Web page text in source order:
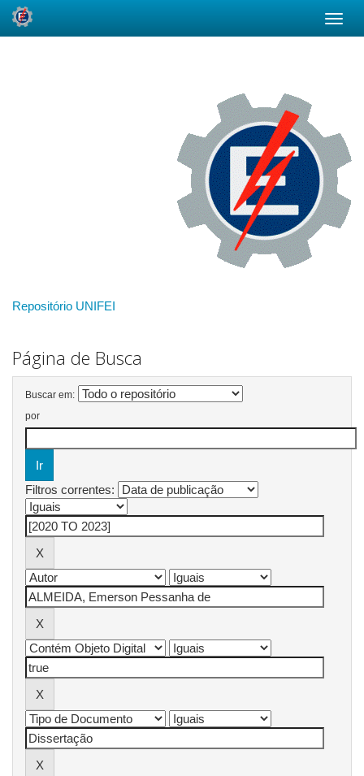
Repositório UNIFEI
Página de Busca
Buscar em:
por
Filtros correntes: